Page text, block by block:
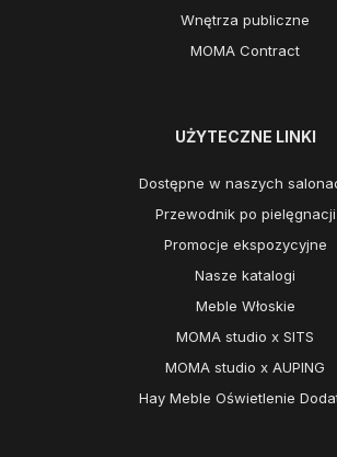
Wnętrza publiczne
MOMA Contract
UŻYTECZNE LINKI
Dostępne w naszych
Przewodnik po pielęgnacji
Promocje ekspozycyjne
Nasze katalogi
Meble Włoskie
MOMA studio x SITS
MOMA studio x AUPING
Hay Meble Oświetlenie